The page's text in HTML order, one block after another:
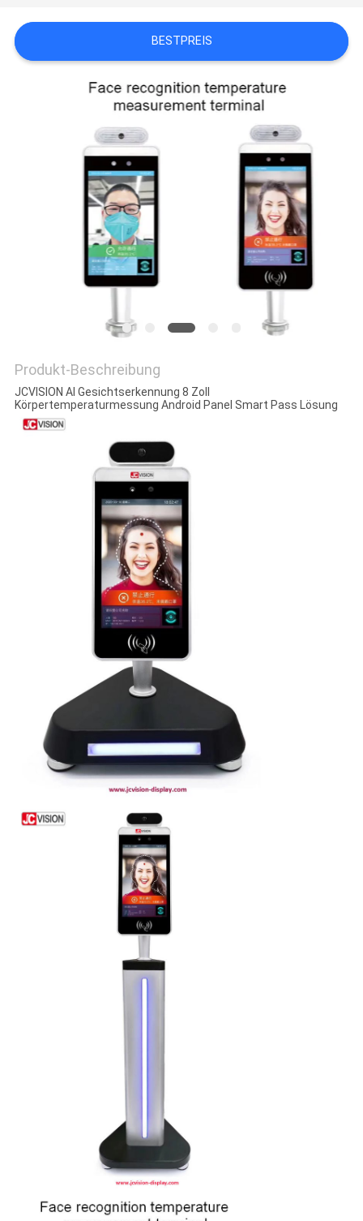
BITTE UM
ANGEBOT
DATENSCHUTZRICHTLINIE
BESTPREIS
Produkt-Beschreibung
JCVISION AI Gesichtserkennung 8 Zoll
Körpertemperaturmessung Android Panel Smart Pass Lösung